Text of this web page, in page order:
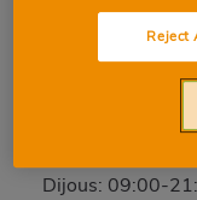
Dissabte: 09:00-
Diumenge: Tancat
Dilluns: 09:00-
Dimarts: 09:00-
Dijous: 09:00-
Reject